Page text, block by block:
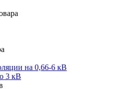
на 0,66-6 кВ
3 кВ